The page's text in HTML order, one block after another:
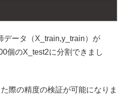
データ（X_train,y_train）が
個のX_test2に分割できまし
際の精度の検証が可能になりま